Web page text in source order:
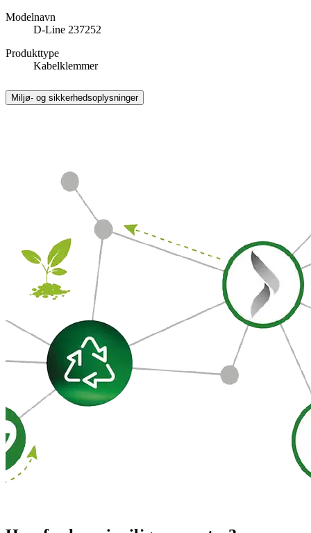
Modelnavn
D-Line 237252
Produkttype
Kabelklemmer
Miljø- og sikkerhedsoplysninger